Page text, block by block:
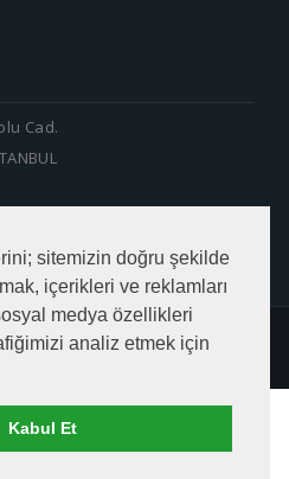
sitemizin doğru şekilde
içerikleri ve reklamları
medya özellikleri
analiz etmek için
Kabul Et
Cad.
Ticaret Ltd. Şti.